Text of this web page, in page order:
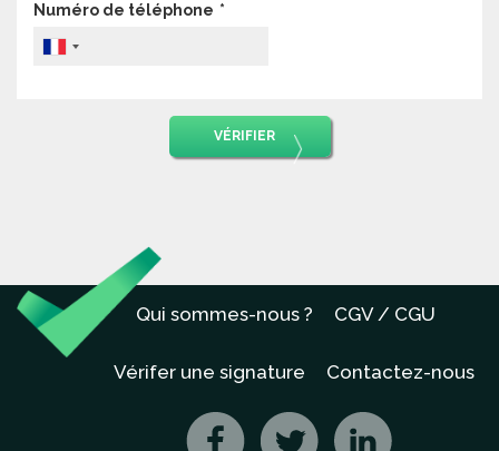
Numéro de téléphone
VÉRIFIER
Qui sommes-nous ? CGV / CGU
Vérifer une signature Contactez-nous